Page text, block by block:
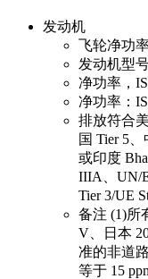
发动机
飞轮净功
发动机型
净功率，
净功率：
排放符合
国 Tier 5
或印度
IIIA、UN/
Tier 3/UE
备注 (1)所
V、日本
准的非道
等于 15